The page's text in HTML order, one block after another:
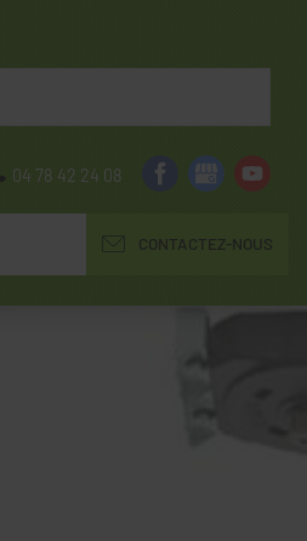
04 78 42 24 08
CONTACTEZ-NOUS